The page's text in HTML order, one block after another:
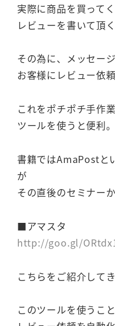
実際に商品を買って
レビューを書いて頂
その為に、メッセー
お客様にレビュー依
これをポチポチ手作
ツールを使うと便利。
書籍ではAmaPostと
が
その直後のセミナー
■アマスタ
http://goo.gl/
こちらをご紹介してき
このツールを使うこ